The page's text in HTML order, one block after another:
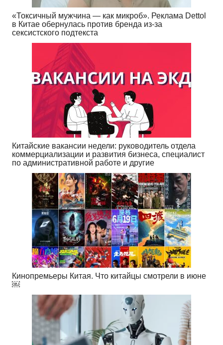
«Токсичный мужчина — как микроб». Реклама Dettol
в Китае обернулась против бренда из-за
сексистского подтекста
Китайские вакансии недели: руководитель отдела
коммерциализации и развития бизнеса, специалист
по административной работе и другие
Кинопремьеры Китая. Что китайцы смотрели в июне
￼